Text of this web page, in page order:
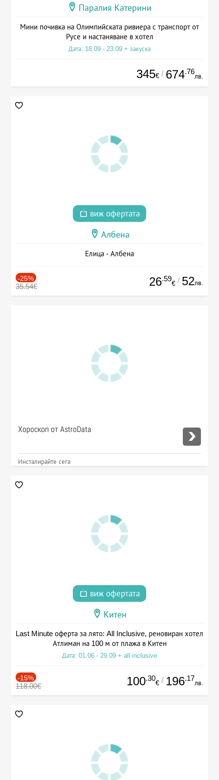
Паралия Катерини
Мини почивка на Олимпийската ривиера с транспорт от
Русе и настаняване в хотел
Дата: 18.09 - 23.09 + закуска
345€ / 674.76
лв.
виж офертата
Албена
Елица - Албена
-25%
35.54€ 26.59
€ / 52лв.
Хороскоп от AstroData
Инсталирайте сега
виж офертата
Китен
Last Minute оферта за лято: All Inclusive, реновиран хотел
Атлиман на 100 м от плажа в Китен
Дата: 01.06 - 29.09 + all inclusive
-15%
118.00€ 100.30
€ / 196.17
лв.